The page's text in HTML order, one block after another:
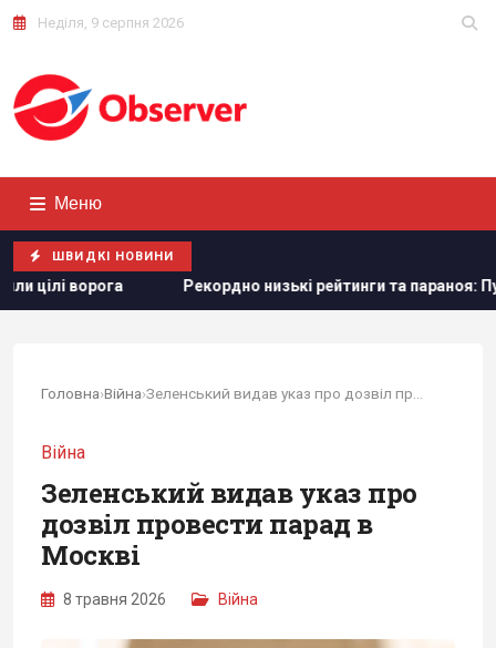
Неділя, 9 серпня 2026
Меню
ШВИДКІ НОВИНИ
Рекордно низькі рейтинги та параноя: Путін жорсткіше,
Головна›Війна›
Війна
Зеленський видав указ про
дозвіл провести парад в
Москві
8 травня 2026 Війна